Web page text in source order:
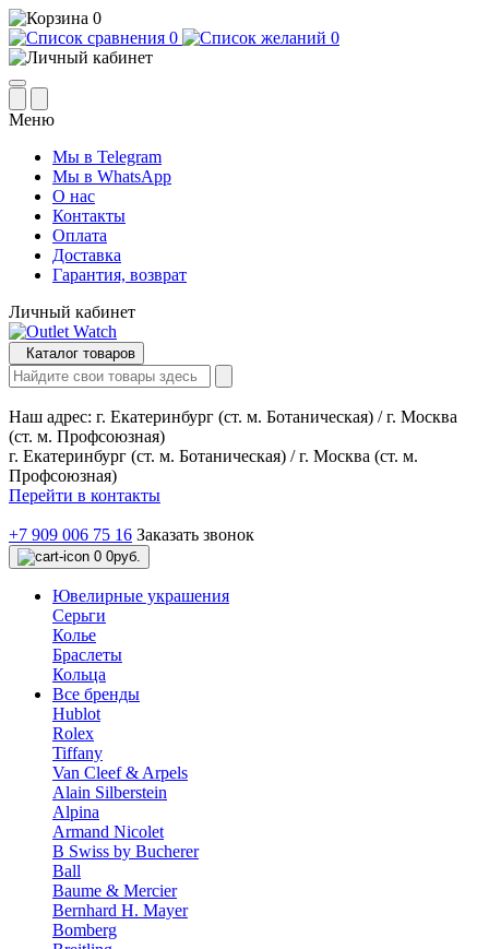
0
0
0
Меню
Мы в Telegram
Мы в WhatsApp
О нас
Контакты
Оплата
Доставка
Гарантия, возврат
Личный кабинет
Каталог товаров
Наш адрес: г. Екатеринбург (ст. м. Ботаническая) / г. Москва
(ст. м. Профсоюзная)
г. Екатеринбург (ст. м. Ботаническая) / г. Москва (ст. м.
Профсоюзная)
Перейти в контакты
+7 909 006 75 16 Заказать звонок
0 0руб.
Ювелирные украшения
Серьги
Колье
Браслеты
Кольца
Все бренды
Hublot
Rolex
Tiffany
Van Cleef & Arpels
Alain Silberstein
Alpina
Armand Nicolet
B Swiss by Bucherer
Ball
Baume & Mercier
Bernhard H. Mayer
Bomberg